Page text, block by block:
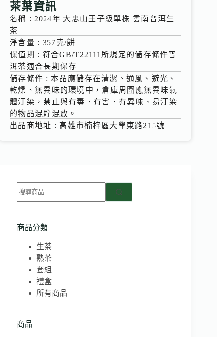
茶葉資訊
名稱 : 2024年 大忠山王子級單株 雲南普洱生
茶
淨含量 : 357克/餅
保值期 : 符合GB/T22111所規定的儲存條件普
洱茶適合長期保存
儲存條件 : 本品應儲存在清潔、通風、避光、
乾燥、無異味的環境中，倉庫周圍應無異味氣
體汙染，禁止與有毒、有害、有異味、易汙染
的物品混貯混放。
出品商地址 : 高雄市楠梓區大學東路215號
商品分類
生茶
熟茶
套組
禮盒
所有商品
商品